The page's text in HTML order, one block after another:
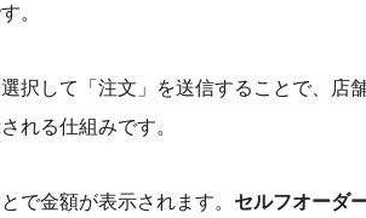
。
択して「注文」を送信することで、店
れる仕組みです。
で金額が表示されます。 セルフオーダ